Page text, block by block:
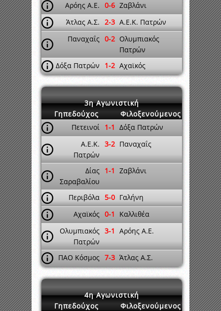
Αρόης Α.Ε. 0-6 Ζαβλάνι
Άτλας Α.Σ. 2-3 Α.Ε.Κ. Πατρών
Παναχαΐς 0-2 Ολυμπιακός
Πατρών
Δόξα Πατρών
1-2 Αχαϊκός
3η Αγωνιστική
Γηπεδούχος
Φιλοξενούμενος
Πετεινοί 1-1 Δόξα Πατρών
Α.Ε.Κ.
Πατρών
3-2 Παναχαΐς
Δίας
Σαραβαλίου
1-1 Ζαβλάνι
Περιβόλα 5-0 Γαλήνη
Αχαϊκός 0-1
Καλλιθέα
Ολυμπιακός
Πατρών
3-1 Αρόης Α.Ε.
ΠΑΟ Κόσμος 7-3 Άτλας Α.Σ.
4η Αγωνιστική
Γηπεδούχος
Φιλοξενούμενος